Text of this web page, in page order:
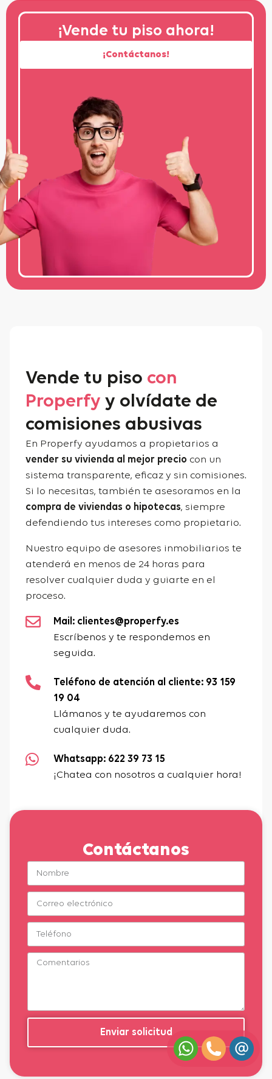
¡Vende tu piso ahora!
¡Contáctanos!
Vende tu piso con
Properfy y olvídate de
comisiones abusivas
En Properfy ayudamos a propietarios a
vender su vivienda al mejor precio con un
sistema transparente, eficaz y sin comisiones.
Si lo necesitas, también te asesoramos en la
compra de viviendas o hipotecas, siempre
defendiendo tus intereses como propietario.
Nuestro equipo de asesores inmobiliarios te
atenderá en menos de 24 horas para
resolver cualquier duda y guiarte en el
proceso.
Mail: clientes@properfy.es
Escríbenos y te respondemos en
seguida.
Teléfono de atención al cliente: 93 159
19 04
Llámanos y te ayudaremos con
cualquier duda.
Whatsapp: 622 39 73 15
¡Chatea con nosotros a cualquier hora!
Contáctanos
Enviar solicitud